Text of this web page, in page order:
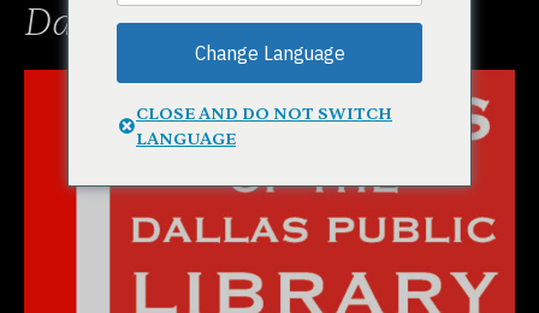
Dallas
Change Language
CLOSE AND DO NOT SWITCH
LANGUAGE